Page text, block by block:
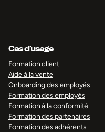
Cas d’usage
Formation client
Aide à la vente
Onboarding des employés
Formation des employés
Formation à la conformité
Formation des partenaires
Formation des adhérents